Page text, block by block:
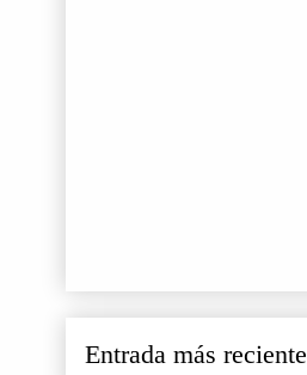
Entrada más reciente